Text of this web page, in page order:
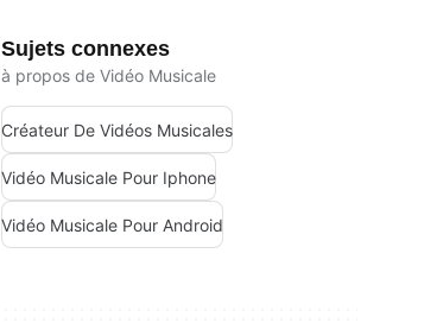
Sujets connexes
à propos de Vidéo Musicale
Créateur De Vidéos Musicales
Vidéo Musicale Pour Iphone
Vidéo Musicale Pour Android